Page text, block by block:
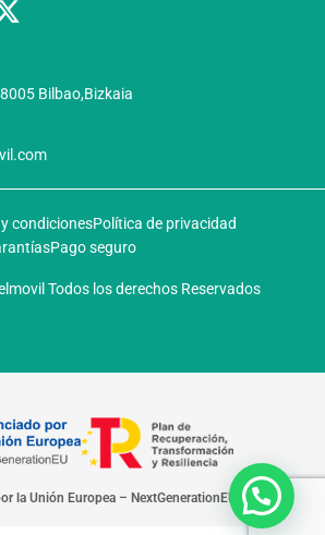
Bilbao,Bizkaia
condicionesPolítica de privacidad
Pago seguro
Todos los derechos Reservados
la Unión Europea – NextGenerationEU​